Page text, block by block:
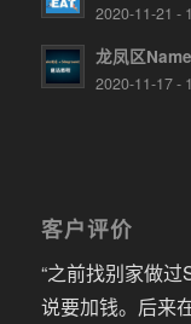
2020-11-21 -
龙凤区
2020-11-17 -
客户评价
“之前找别家做
说要加钱。后来